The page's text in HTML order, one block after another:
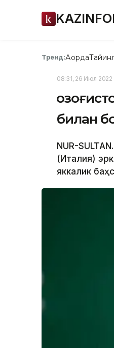
Тренд:Ақорда
08:31, 26 Июл 2022
билан
NUR-
(Италия)
яккалик